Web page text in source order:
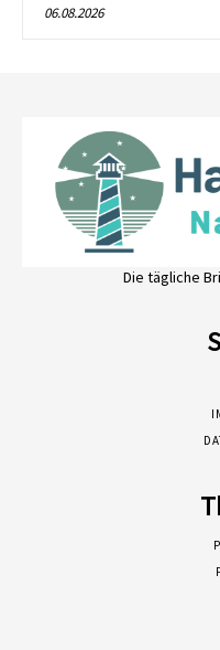
06.08.2026
Die tägliche